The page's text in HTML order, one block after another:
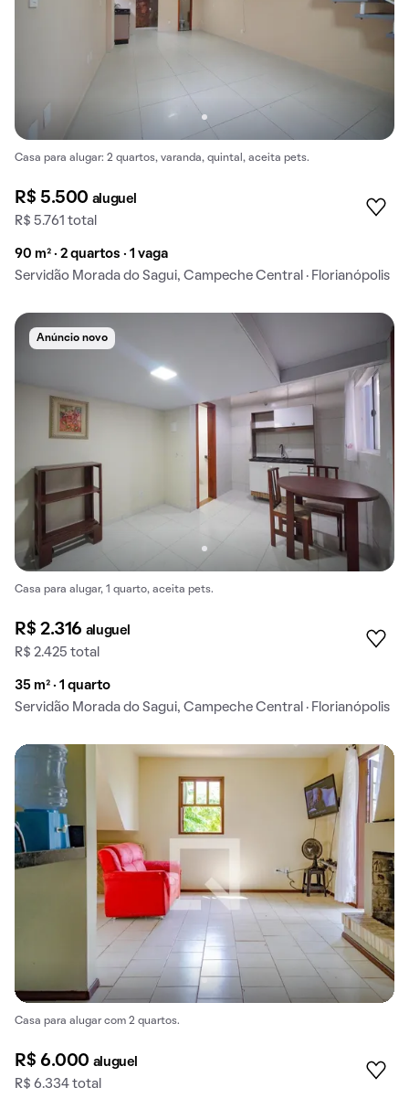
Casa para alugar: 2 quartos, varanda, quintal, aceita pets.
R$ 5.500 aluguel
R$ 5.761 total
90 m² · 2 quartos · 1 vaga
Servidão Morada do Sagui, Campeche Central · Florianópolis
Anúncio novo
Casa para alugar, 1 quarto, aceita pets.
R$ 2.316 aluguel
R$ 2.425 total
35 m² · 1 quarto
Servidão Morada do Sagui, Campeche Central · Florianópolis
Casa para alugar com 2 quartos.
R$ 6.000 aluguel
R$ 6.334 total